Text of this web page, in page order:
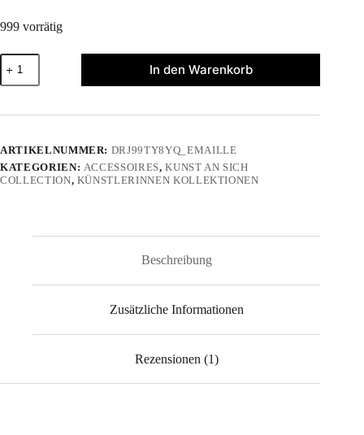
999 vorrätig
"Kunst
an
sich"
Emaille
In den Warenkorb
ARTIKELNUMMER: DRJ99TY8YQ_EMAILLE
KATEGORIEN: ACCESSOIRES,KUNST AN SICH
COLLECTION, KÜNSTLERINNEN KOLLEKTIONEN
Beschreibung
Zusätzliche Informationen
Rezensionen (1)